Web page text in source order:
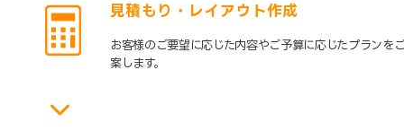
見積もり・レイアウト作成
お客様のご要望に応じた内容やご予算に応じたプランを
案します。